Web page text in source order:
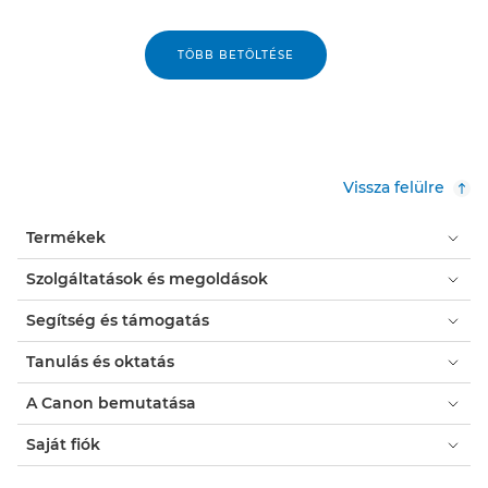
TÖBB BETÖLTÉSE
Vissza felülre
Termékek
Szolgáltatások és megoldások
Segítség és támogatás
Tanulás és oktatás
A Canon bemutatása
Saját fiók